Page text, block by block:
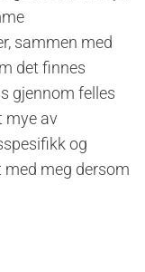
sammen med
det finnes
gjennom felles
mye av
og
meg dersom